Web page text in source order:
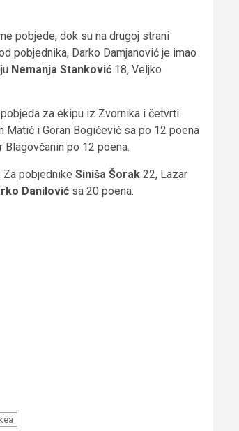
pobjede, dok su na drugoj strani
pobjednika, Darko Damjanović je imao
Nemanja Stanković 18, Veljko
za ekipu iz Zvornika i četvrti
Matić i Goran Bogićević sa po 12 poena
po 12 poena.
Za pobjednike Siniša Šorak 22, Lazar
Danilović sa 20 poena.